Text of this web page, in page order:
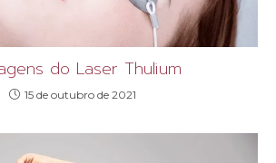
do Laser Thulium
15 de outubro de 2021